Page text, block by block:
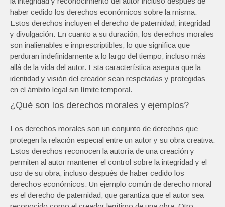
haber cedido los derechos económicos sobre la misma.
Estos derechos incluyen el derecho de paternidad, integridad
y divulgación. En cuanto a su duración, los derechos morales
son inalienables e imprescriptibles, lo que significa que
perduran indefinidamente a lo largo del tiempo, incluso más
allá de la vida del autor. Esta característica asegura que la
identidad y visión del creador sean respetadas y protegidas
en el ámbito legal sin límite temporal.
¿Qué son los derechos morales y ejemplos?
Los derechos morales son un conjunto de derechos que
protegen la relación especial entre un autor y su obra creativa.
Estos derechos reconocen la autoría de una creación y
permiten al autor mantener el control sobre la integridad y el
uso de su obra, incluso después de haber cedido los
derechos económicos. Un ejemplo común de derecho moral
es el derecho de paternidad, que garantiza que el autor sea